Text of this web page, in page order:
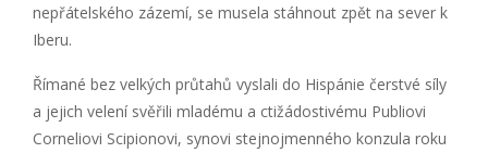
nepřátelského zázemí, se musela stáhnout zpět na sever k
Iberu.
Římané bez velkých průtahů vyslali do Hispánie čerstvé síly
a jejich velení svěřili mladému a ctižádostivému Publiovi
Corneliovi Scipionovi, synovi stejnojmenného konzula roku